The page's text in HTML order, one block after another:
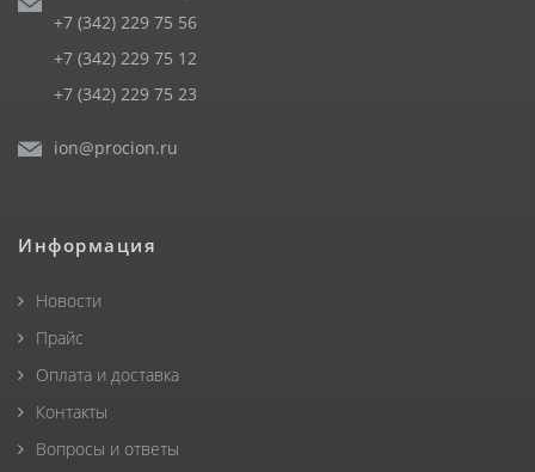
+7 (342) 229 75 56
+7 (342) 229 75 12
+7 (342) 229 75 23
ion@procion.ru
Информация
Новости
Прайс
Оплата и доставка
Контакты
Вопросы и ответы